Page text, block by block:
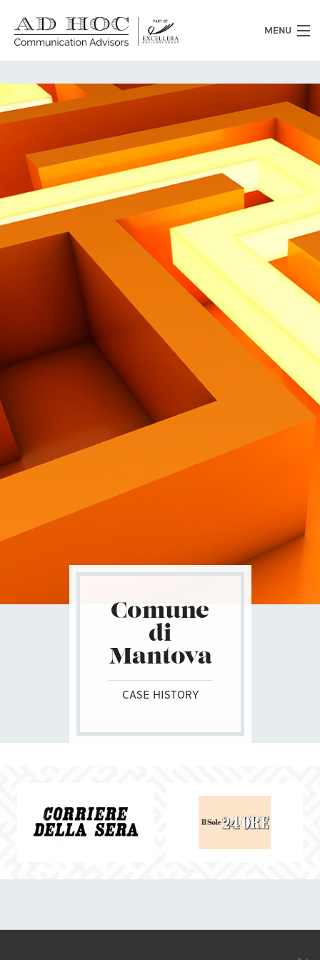
MENU
Chi siamo
Cosa facciamo
News
Clienti
Heritage
Lavora con noi
Contatti
Comune
di
Mantova
CASE HISTORY